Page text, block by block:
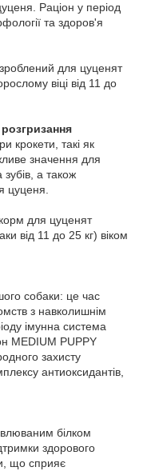
Раціон у період
та здоров'я
для цуценят
віці від 11 до
крокети, такі як
значення для
а також
цуценя.
для цуценят
від 11 до 25 кг) віком
собаки: це час
з навколишнім
імунна система
MEDIUM PUPPY
захисту
антиоксидантів,
білком
здорового
що сприяє